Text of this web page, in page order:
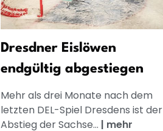
Dresdner Eislöwen
endgültig abgestiegen
Mehr als drei Monate nach dem
letzten DEL-Spiel Dresdens ist der
Abstieg der Sachse... | mehr